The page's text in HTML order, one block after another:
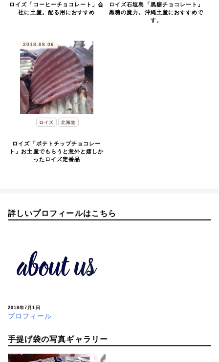
ロイズ「コーヒーチョコレート」会
社に土産。配る用におすすめ
ロイズ石垣島「黒糖チョコレート」
黒糖の魔力。沖縄土産におすすめで
す。
2018.08.06
ロイズ 北海道
ロイズ「ポテトチップチョコレー
ト」お土産でもらうと意外と嬉しか
ったロイズ定番品
詳しいプロフィールはこちら
2018年7月1日
プロフィール
手提げ袋の写真ギャラリー